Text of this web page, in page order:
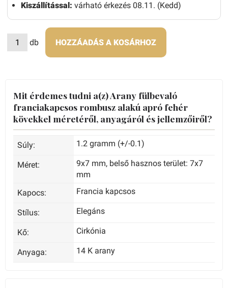
Kiszállítással: várható érkezés 08.11. (Kedd)
db HOZZÁADÁS A KOSÁRHOZ
Mit érdemes tudni a(z) Arany fülbevaló
franciakapcsos rombusz alakú apró fehér
kövekkel méretéről, anyagáról és jellemzőiről?
Súly: 1.2 gramm (+/-0.1)
Méret:
9x7 mm, belső hasznos terület: 7x7
mm
Kapocs:
Francia kapcsos
Stílus: Elegáns
Kő: Cirkónia
Anyaga: 14 K arany